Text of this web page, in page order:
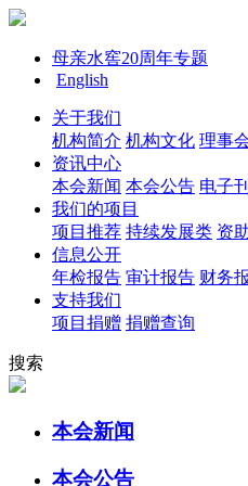
母亲水窖20周年专题
English
关于我们
机构简介 机构文化 理事
资讯中心
本会新闻 本会公告 电子
我们的项目
项目推荐 持续发展类 资
信息公开
年检报告 审计报告 财务
支持我们
项目捐赠 捐赠查询
搜索
本会新闻
本会公告